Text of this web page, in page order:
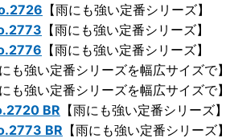
【雨にも強い定番シリーズ】
【雨にも強い定番シリーズ】
【雨にも強い定番シリーズ】
にも強い定番シリーズを幅広サイズで】
にも強い定番シリーズを幅広サイズで】
BR 【雨にも強い定番シリーズ】
BR 【雨にも強い定番シリーズ】